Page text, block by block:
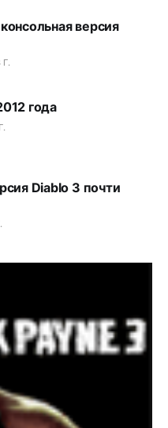
версия
Г.
года
Diablo 3 почти